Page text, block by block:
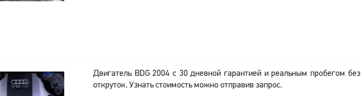
Двигатель BDG 2004 с 30 дневной гарантией и реальным пробегом без
откруток. Узнать стоимость можно отправив запрос.